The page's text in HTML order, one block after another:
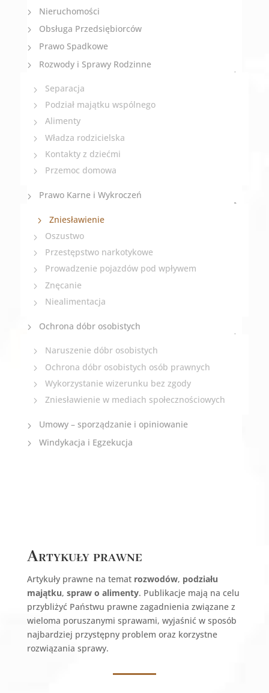
Nieruchomości
Obsługa Przedsiębiorców
Prawo Spadkowe
Rozwody i Sprawy Rodzinne
Separacja
Podział majątku wspólnego
Alimenty
Władza rodzicielska
Kontakty z dziećmi
Przemoc domowa
Prawo Karne i Wykroczeń
Zniesławienie
Oszustwo
Przestępstwo narkotykowe
Prowadzenie pojazdów pod wpływem
Znęcanie
Niealimentacja
Ochrona dóbr osobistych
Naruszenie dóbr osobistych
Ochrona dóbr osobistych osób prawnych
Wykorzystanie wizerunku bez zgody
Zniesławienie w mediach społecznościowych
Umowy – sporządzanie i opiniowanie
Windykacja i Egzekucja
Artykuły prawne
Artykuły prawne na temat rozwodów, podziału
majątku, spraw o alimenty. Publikacje mają na celu
przybliżyć Państwu prawne zagadnienia związane z
wieloma poruszanymi sprawami, wyjaśnić w sposób
najbardziej przystępny problem oraz korzystne
rozwiązania sprawy.